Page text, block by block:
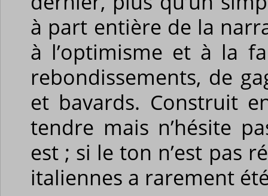
à part entière de la
à l’optimisme et à la
rebondissements, de
et bavards. Construit
tendre mais n’hésite
est ; si le ton n’est pas
italiennes a rarement